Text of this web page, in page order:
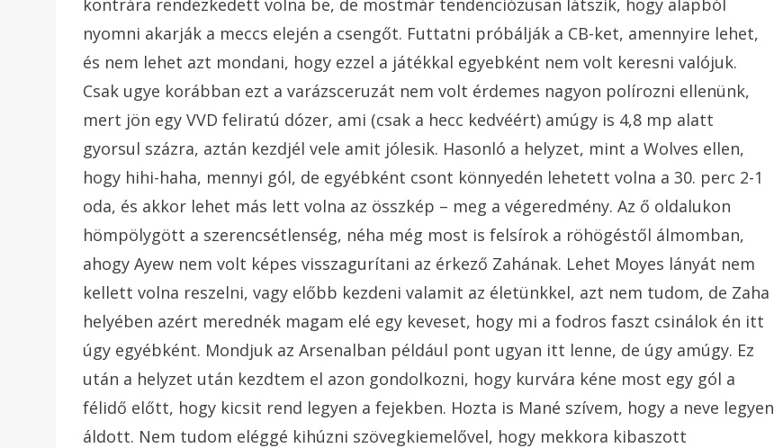
kontrára rendezkedett volna be, de mostmár tendenciózusan látszik, hogy alapból
nyomni akarják a meccs elején a csengőt. Futtatni próbálják a CB-ket, amennyire lehet,
és nem lehet azt mondani, hogy ezzel a játékkal egyebként nem volt keresni valójuk.
Csak ugye korábban ezt a varázsceruzát nem volt érdemes nagyon polírozni ellenünk,
mert jön egy VVD feliratú dózer, ami (csak a hecc kedvéért) amúgy is 4,8 mp alatt
gyorsul százra, aztán kezdjél vele amit jólesik. Hasonló a helyzet, mint a Wolves ellen,
hogy hihi-haha, mennyi gól, de egyébként csont könnyedén lehetett volna a 30. perc 2-1
oda, és akkor lehet más lett volna az összkép – meg a végeredmény. Az ő oldalukon
hömpölygött a szerencsétlenség, néha még most is felsírok a röhögéstől álmomban,
ahogy Ayew nem volt képes visszagurítani az érkező Zahának. Lehet Moyes lányát nem
kellett volna reszelni, vagy előbb kezdeni valamit az életünkkel, azt nem tudom, de Zaha
helyében azért merednék magam elé egy keveset, hogy mi a fodros faszt csinálok én itt
úgy egyébként. Mondjuk az Arsenalban például pont ugyan itt lenne, de úgy amúgy. Ez
után a helyzet után kezdtem el azon gondolkozni, hogy kurvára kéne most egy gól a
félidő előtt, hogy kicsit rend legyen a fejekben. Hozta is Mané szívem, hogy a neve legyen
áldott. Nem tudom eléggé kihúzni szövegkiemelővel, hogy mekkora kibaszott